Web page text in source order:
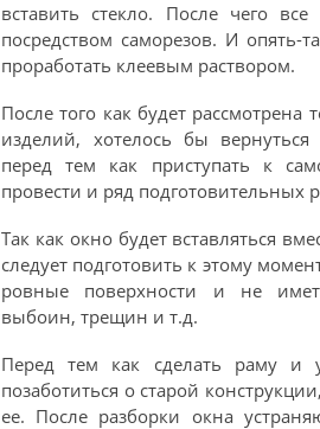
вставить стекло. После чего
посредством саморезов. И опять-
проработать клеевым раствором.
После того как будет рассмотрена
изделий, хотелось бы
перед тем как приступать к
провести и ряд подготовительных
Так как окно будет вставляться
следует подготовить к этому
ровные поверхности и не
выбоин, трещин и т.д.
Перед тем как сделать раму и
позаботиться о старой
ее. После разборки окна